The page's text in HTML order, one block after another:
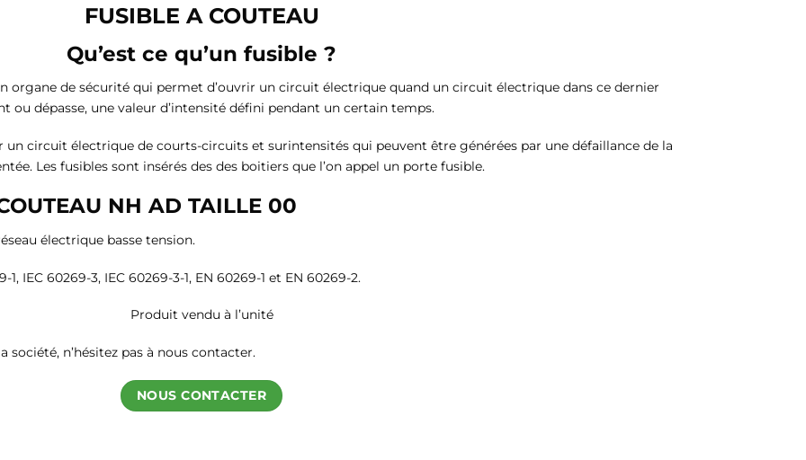
FUSIBLE A COUTEAU
Qu’est ce qu’un fusible ?
organe de sécurité qui permet d’ouvrir un circuit électrique quand un circuit électrique dans ce dernier
ou dépasse, une valeur d’intensité défini pendant un certain temps.
circuit électrique de courts-circuits et surintensités qui peuvent être générées par une défaillance de la
Les fusibles sont insérés des des boitiers que l’on appel un porte fusible.
NH AD TAILLE 00
électrique basse tension.
IEC 60269-3, IEC 60269-3-1, EN 60269-1 et EN 60269-2.
Produit vendu à l’unité
n’hésitez pas à nous contacter.
NOUS CONTACTER